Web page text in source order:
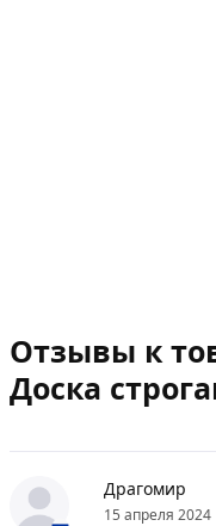
Отзывы к
Доска
Драгомир
15 апреля 2024